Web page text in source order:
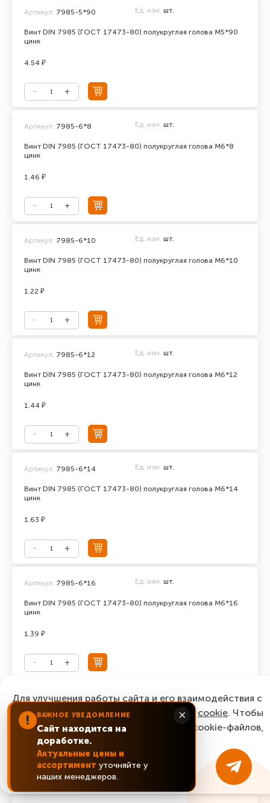
Винт DIN 7985 (ГОСТ 17473-80) полукруглая голова М5*90
цинк
Артикул: 7985-5*90 Ед. изм. шт.
4.54 ₽
Винт DIN 7985 (ГОСТ 17473-80) полукруглая голова М6*8
цинк
Артикул: 7985-6*8 Ед. изм. шт.
1.46 ₽
Винт DIN 7985 (ГОСТ 17473-80) полукруглая голова М6*10
цинк
Артикул: 7985-6*10 Ед. изм. шт.
1.22 ₽
Винт DIN 7985 (ГОСТ 17473-80) полукруглая голова М6*12
цинк
Артикул: 7985-6*12 Ед. изм. шт.
1.44 ₽
Винт DIN 7985 (ГОСТ 17473-80) полукруглая голова М6*14
цинк
Артикул: 7985-6*14 Ед. изм. шт.
1.63 ₽
Винт DIN 7985 (ГОСТ 17473-80) полукруглая голова М6*16
цинк
Артикул: 7985-6*16 Ед. изм. шт.
1.39 ₽
Винт DIN 7985 (ГОСТ 17473-80) полукруглая голова М6*18
цинк
Артикул: 7985-6*18 Ед. изм. шт.
1.82 ₽
! ВАЖНОЕ УВЕДОМЛЕНИЕ
Сайт находится на
доработке.
Актуальные цены и
ассортимент уточняйте у
наших менеджеров.
×
Для улучшения работы сайта и его взаимодействия с
пользователями мы используем файлы cookie. Чтобы
согласиться с нашим использованием cookie-файлов,
нажмите “Ок, понятно!”
ОК, понятно!